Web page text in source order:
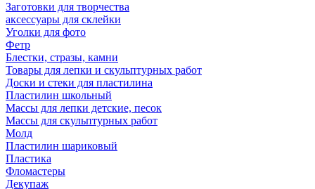
Заготовки для творчества
аксессуары для склейки
Уголки для фото
Фетр
Блестки, стразы, камни
Товары для лепки и скульптурных работ
Доски и стеки для пластилина
Пластилин школьный
Массы для лепки детские, песок
Массы для скульптурных работ
Молд
Пластилин шариковый
Пластика
Фломастеры
Декупаж